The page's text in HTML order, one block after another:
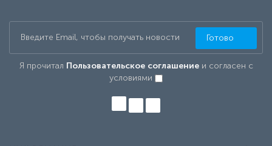
Я прочитал Пользовательское соглашениеи согласен с
условиями
Готово